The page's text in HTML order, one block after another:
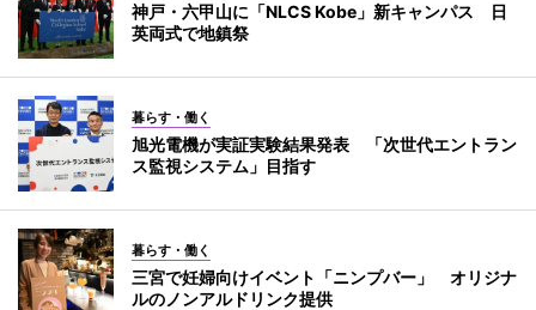
神戸・六甲山に「NLCS Kobe」新キャンパス 日
英両式で地鎮祭
暮らす・働く
旭光電機が実証実験結果発表 「次世代エントラン
ス監視システム」目指す
暮らす・働く
三宮で妊婦向けイベント「ニンプバー」 オリジナ
ルのノンアルドリンク提供